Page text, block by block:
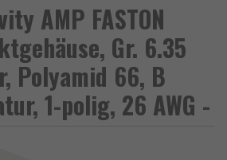
AMP FASTON
Gr. 6.35
Polyamid 66, B
1-polig, 26 AWG -